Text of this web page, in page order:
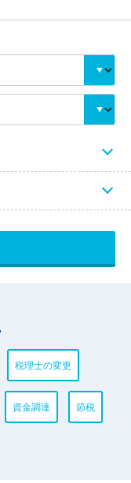
税理士の変更
資金調達 節税